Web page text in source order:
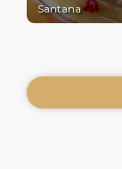
Santana